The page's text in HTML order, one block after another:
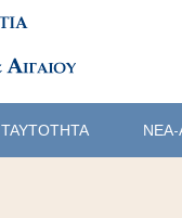
ΤΑΥΤΟΤΗΤΑ ΝΕΑ-